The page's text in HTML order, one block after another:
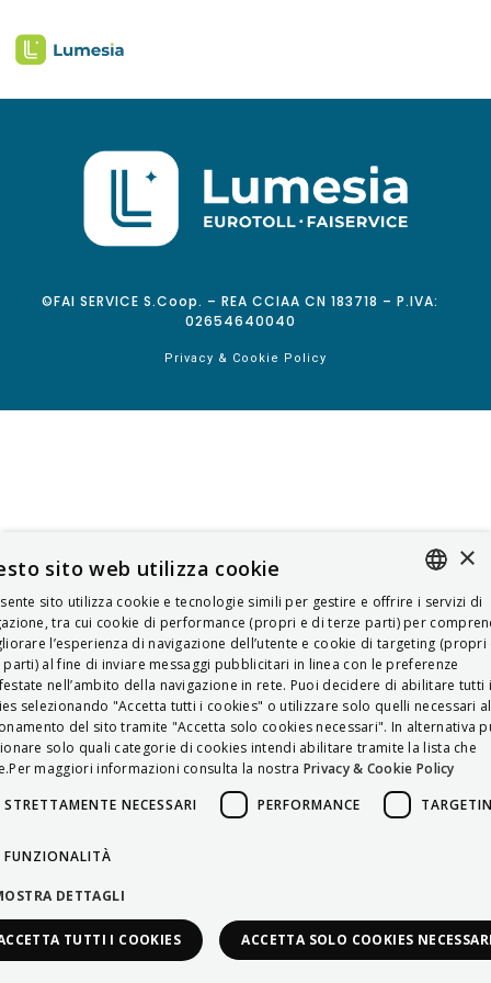
©FAI SERVICE S.Coop. – REA CCIAA CN 183718 – P.IVA:
02654640040
Privacy & Cookie Policy
ITALIAN
ENGLISH
FRENCH
HUNGARIAN
DEUTSCH
POLSKI
×
sito web utilizza cookie
sito utilizza cookie e tecnologie simili per gestire e offrire i servizi di
tra cui cookie di performance (propri e di terze parti) per
l’esperienza di navigazione dell’utente e cookie di targeting (propri
parti) al fine di inviare messaggi pubblicitari in linea con le preferenze
nell’ambito della navigazione in rete. Puoi decidere di abilitare tutti i
selezionando "Accetta tutti i cookies" o utilizzare solo quelli necessari al
del sito tramite "Accetta solo cookies necessari". In alternativa
solo quali categorie di cookies intendi abilitare tramite la lista che
maggiori informazioni consulta la nostra Privacy & Cookie Policy
STRETTAMENTE NECESSARI
PERFORMANCE
FUNZIONALITÀ
DETTAGLI
TUTTI I COOKIES ACCETTA SOLO COOKIES